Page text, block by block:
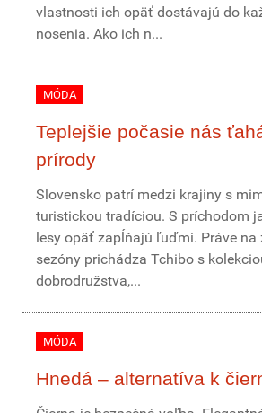
vlastnosti ich opäť dostávajú do
nosenia. Ako ich n...
MÓDA
Teplejšie počasie nás
prírody
Slovensko patrí medzi krajiny s
turistickou tradíciou. S príchodom
lesy opäť zapĺňajú ľuďmi. Práve na
sezóny prichádza Tchibo s
dobrodružstva,...
MÓDA
Hnedá – alternatíva k